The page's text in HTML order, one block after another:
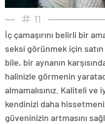
11
İç çamaşırını belirli bir
seksi görünmek için satın
bile, bir aynanın
halinizle görmenin
almamalısınız. Kaliteli ve
kendinizi daha
güveninizin artmasını